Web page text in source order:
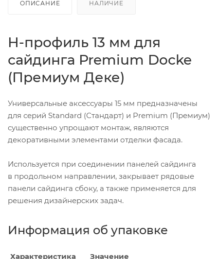
ОПИСАНИЕ НАЛИЧИЕ
H-профиль 13 мм для
сайдинга Premium Docke
(Премиум Деке)
Универсальные аксессуары 15 мм предназначены
для серий Standard (Стандарт) и Premium (Премиум)
существенно упрощают монтаж, являются
декоративными элементами отделки фасада.
Используется при соединении панелей сайдинга
в продольном направлении, закрывает рядовые
панели сайдинга сбоку, а также применяется для
решения дизайнерских задач.
Информация об упаковке
Характеристика
Значение